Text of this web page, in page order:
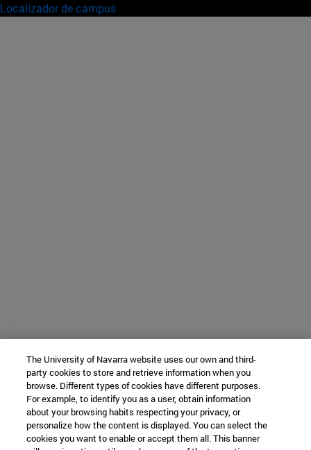
Localizador de campus
The University of Navarra website uses our own and third-
party cookies to store and retrieve information when you
browse. Different types of cookies have different purposes.
For example, to identify you as a user, obtain information
about your browsing habits respecting your privacy, or
personalize how the content is displayed. You can select the
cookies you want to enable or accept them all. This banner